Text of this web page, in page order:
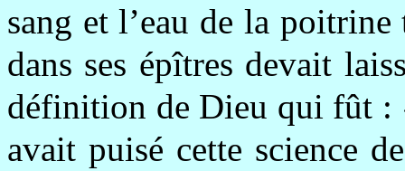
sang et l’eau de la
dans ses épîtres devait
définition de Dieu qui fût
avait puisé cette science